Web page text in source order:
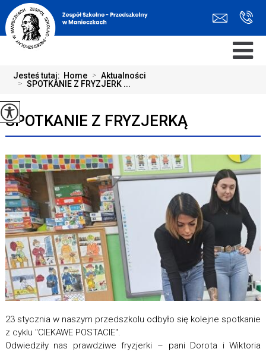
Jesteś tutaj: Home > Aktualności
> SPOTKANIE Z FRYZJERK ...
SPOTKANIE Z FRYZJERKĄ
23 stycznia w naszym przedszkolu odbyło się kolejne spotkanie
z cyklu "CIEKAWE POSTACIE".
Odwiedziły nas prawdziwe fryzjerki – pani Dorota i Wiktoria